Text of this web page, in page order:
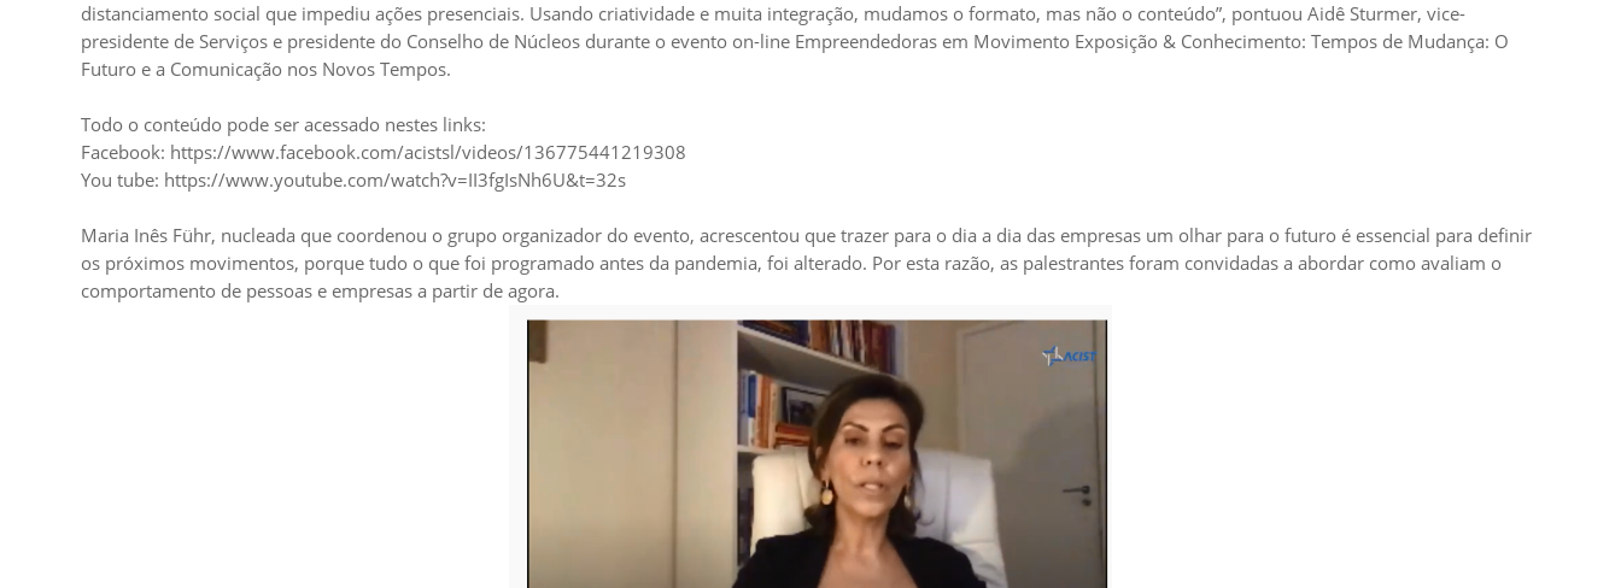
distanciamento social que impediu ações presenciais. Usando criatividade e muita integração, mudamos o formato, mas não o conteúdo”, pontuou Aidê Sturmer, vice-
presidente de Serviços e presidente do Conselho de Núcleos durante o evento on-line Empreendedoras em Movimento Exposição & Conhecimento: Tempos de Mudança: O
Futuro e a Comunicação nos Novos Tempos.
Todo o conteúdo pode ser acessado nestes links:
Facebook: https://www.facebook.com/acistsl/videos/136775441219308
You tube: https://www.youtube.com/watch?v=II3fgIsNh6U&t=32s
Maria Inês Führ, nucleada que coordenou o grupo organizador do evento, acrescentou que trazer para o dia a dia das empresas um olhar para o futuro é essencial para definir
os próximos movimentos, porque tudo o que foi programado antes da pandemia, foi alterado. Por esta razão, as palestrantes foram convidadas a abordar como avaliam o
comportamento de pessoas e empresas a partir de agora.